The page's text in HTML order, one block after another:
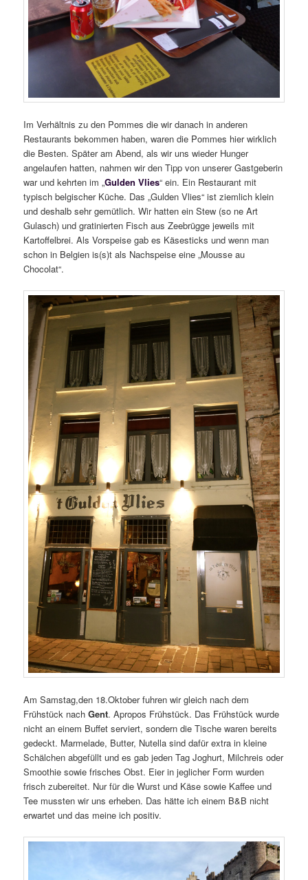
Im Verhältnis zu den Pommes die wir danach in anderen
Restaurants bekommen haben, waren die Pommes hier wirklich
die Besten. Später am Abend, als wir uns wieder Hunger
angelaufen hatten, nahmen wir den Tipp von unserer Gastgeberin
war und kehrten im „Gulden Vlies“ ein. Ein Restaurant mit
typisch belgischer Küche. Das „Gulden Vlies“ ist ziemlich klein
und deshalb sehr gemütlich. Wir hatten ein Stew (so ne Art
Gulasch) und gratinierten Fisch aus Zeebrügge jeweils mit
Kartoffelbrei. Als Vorspeise gab es Käsesticks und wenn man
schon in Belgien is(s)t als Nachspeise eine „Mousse au
Chocolat“.
Am Samstag,den 18.Oktober fuhren wir gleich nach dem
Frühstück nachGent. Apropos Frühstück. Das Frühstück wurde
nicht an einem Buffet serviert, sondern die Tische waren bereits
gedeckt. Marmelade, Butter, Nutella sind dafür extra in kleine
Schälchen abgefüllt und es gab jeden Tag Joghurt, Milchreis oder
Smoothie sowie frisches Obst. Eier in jeglicher Form wurden
frisch zubereitet. Nur für die Wurst und Käse sowie Kaffee und
Tee mussten wir uns erheben. Das hätte ich einem B&B nicht
erwartet und das meine ich positiv.